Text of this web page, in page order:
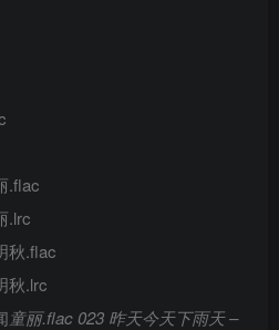
.flac
.lrc
秋.flac
秋.lrc
童丽.flac 023 昨天今天下雨天 –